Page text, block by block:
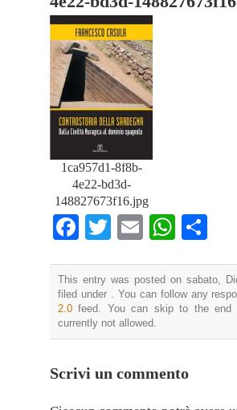
1ca957d1-8f8b-
4e22-bd3d-
148827673f16.jpg
Facebook
TwitterEmail
This entry was posted on sabato,
filed under . You can follow any
2.0 feed. You can skip to the end
currently not allowed.
Scrivi un commento